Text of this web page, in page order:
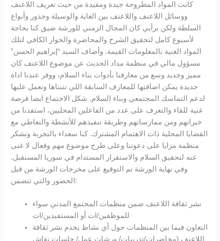
كانت المواد المطروحة جيدة ومفيدة من حيث تعريف اللاعنف
ووسائل اللاعنف واللاعنف بين الغاية والوسيلة وجذور وأنواع
السلطة ولكن برأيي كان المجال الزمني للورشة ضيق كنا بحاجة
لأسبوع كامل لتحقيق الشرح والمحاضرة والحوار الكافي لتلك
المواد الغنية بالمعلومات القيمة. وأضاف السيد “إبراهيم الحسن”
مسؤول مالي في منظمة مداد الحديث عن موضوع اللاعنف كان
مميز وجديد وسع من معارفنا بأدوات بناء السلام، ووفر عندنا اداة
جديدة يمكن اضافتها للمعارف السابقة اللي نتبناها ونعمل عليها
لدعم التماسك المجتمعي وبناء السلام. شكل الاجتماع ايضا فرصة
غنية للقاء والتعرف على عدد من الفاعلين المحليين، استفدنا من
خبراتهم ومن ممارساتهم وطريقة تنفيذهم للأنشطة والتعاطي مع
القضايا المحلية ذات الاهتمام المشترك. كنا سعداء بالتجربة ونشكر
منظمة مزايا على دعوتنا وعلى طرح موضوع مهم وفعال لا غنى
عنه لتحقيق السلام والاستقرار المستدام في سوريا المستقبل.
وفي نهاية الورشة تم التوقيع على مخرجات الورشة من قبل
الحضور والتي تتضمن:
نشر ثقافة اللاعنف ضمن منظمات المجتمع المدني سواء
للموظفين/ات أو المستفيدين/ات
التعاون فيما بين المنظمات حول أي نشاط يخدم نشر ثقافة
اللاعنف (محاضرات/تدريبات/ ورشات عمل/ جلسات نقاش